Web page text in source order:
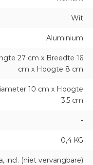
Wit
Aluminium
27 cm x Breedte 16
cm x Hoogte 8 cm
10 cm x Hoogte
3,5 cm
-
0,4 KG
incl. (niet vervangbare)